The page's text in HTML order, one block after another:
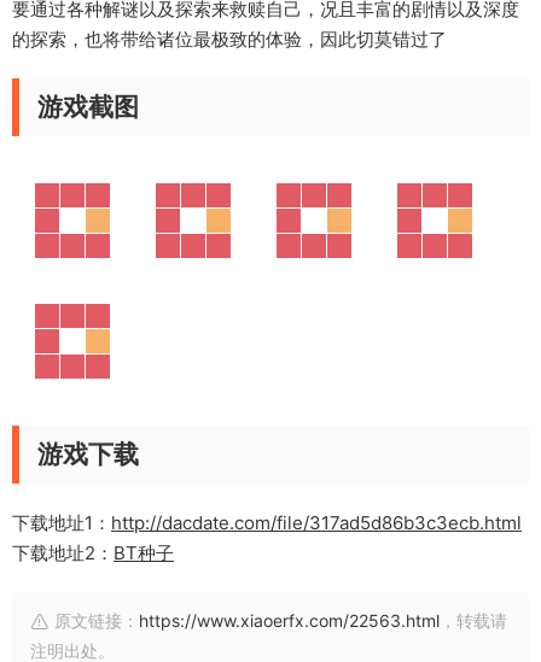
要通过各种解谜以及探索来救赎自己，况且丰富的剧情以及深度
的探索，也将带给诸位最极致的体验，因此切莫错过了
游戏截图
游戏下载
下载地址1： http://dacdate.com/file/317ad5d86b3c3ecb.html
下载地址2： BT种子
原文链接： https://www.xiaoerfx.com/22563.html ，转载请
注明出处。